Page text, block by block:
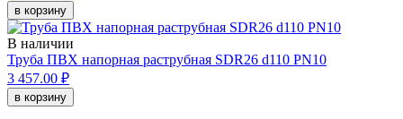
в корзину
В наличии
Труба ПВХ напорная раструбная SDR26 d110 PN10
3 457.00 ₽
в корзину